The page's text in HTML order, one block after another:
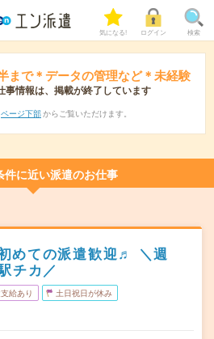
気になる! ログイン 検索
まで＊データの管理など＊未経験
事情報は、掲載が終了しています
ページ下部 からご覧いただけます。
件に近い派遣のお仕事
めての派遣歓迎♬ ＼週
チカ／
給あり 土日祝日が休み